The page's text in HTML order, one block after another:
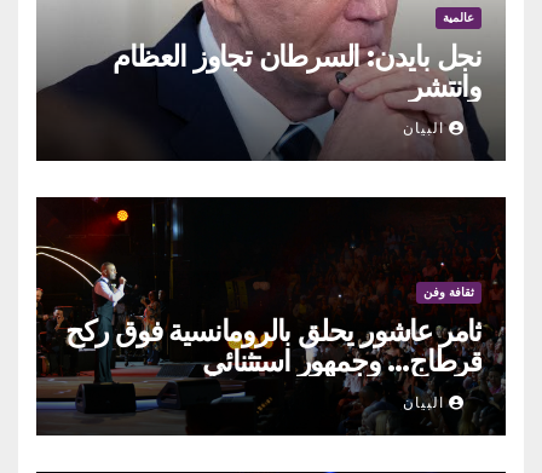
عالمية
نجل بايدن: السرطان تجاوز العظام
وانتشر
البيان
ثقافة وفن
ثامر عاشور يحلق بالرومانسية فوق ركح
قرطاج… وجمهور استثنائي
البيان